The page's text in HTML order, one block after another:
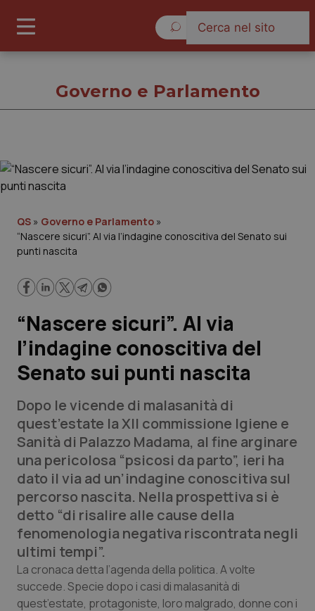
Governo e Parlamento
Regioni e Asl
Lavoro e Professioni
Scienza e Farmaci
Studi e Analisi
Lettere al direttore
Edizioni Regionali
QS Pro
Professionisti Sanitari.AI
Abruzzo
Basilicata
QS Pro Gold
Artrite & artrosi
QS Club Newsletter
Governo e Parlamento
QS » Governo e Parlamento »
“Nascere sicuri”. Al via l’indagine conoscitiva del Senato sui
punti nascita
“Nascere sicuri”. Al via
l’indagine conoscitiva del
Senato sui punti nascita
Dopo le vicende di malasanità di
quest’estate la XII commissione Igiene e
Sanità di Palazzo Madama, al fine arginare
una pericolosa “psicosi da parto”, ieri ha
dato il via ad un’indagine conoscitiva sul
percorso nascita. Nella prospettiva si è
detto “di risalire alle cause della
fenomenologia negativa riscontrata negli
ultimi tempi”.
La cronaca detta l’agenda della politica. A volte
succede. Specie dopo i casi di malasanità di
quest’estate, protagoniste, loro malgrado, donne con i